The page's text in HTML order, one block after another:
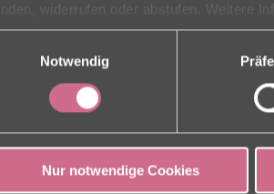
finden, widerrufen oder abstufen. Weitere
Notwendig
Nur notwendige Cookies